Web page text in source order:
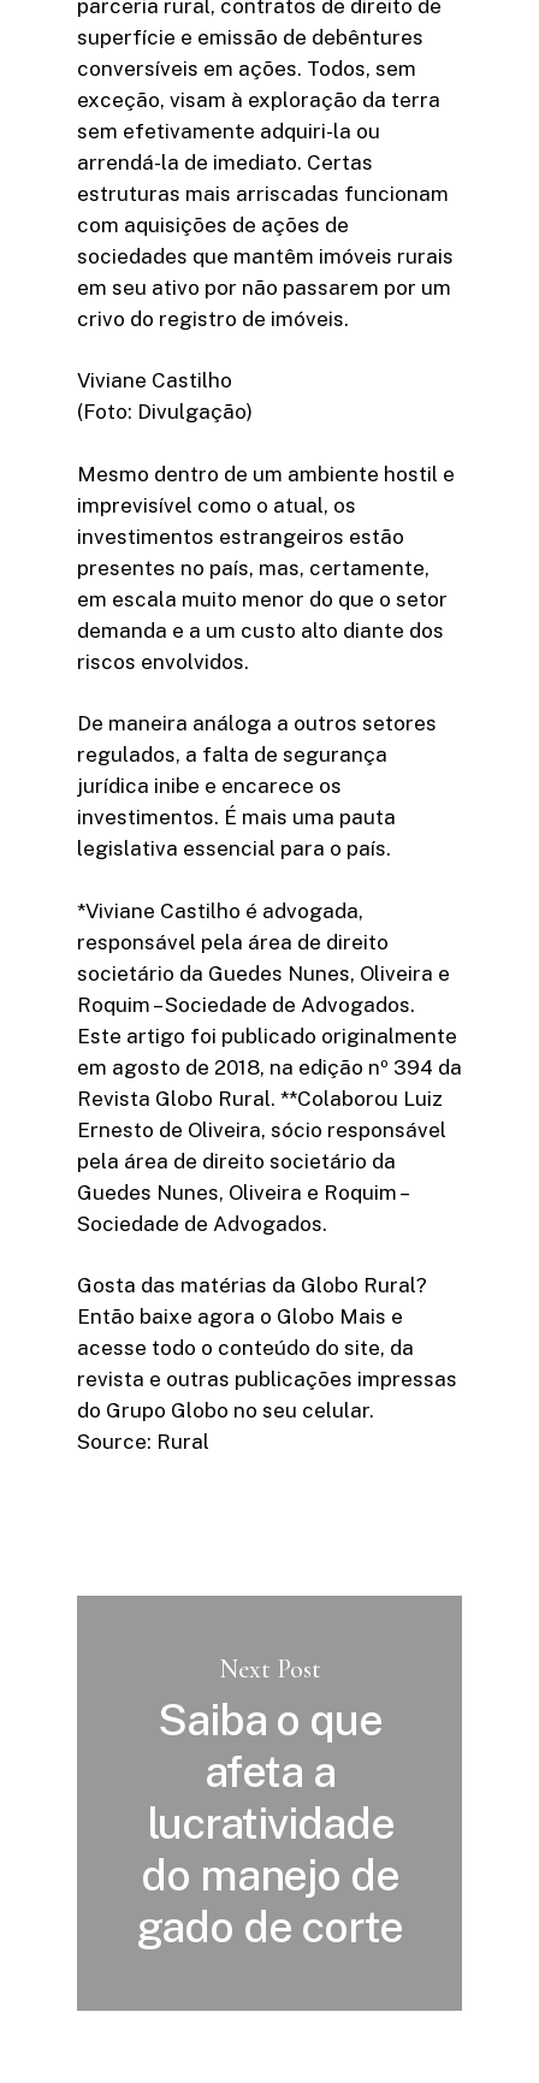
parceria rural, contratos de direito de
superfície e emissão de debêntures
conversíveis em ações. Todos, sem
exceção, visam à exploração da terra
sem efetivamente adquiri-la ou
arrendá-la de imediato. Certas
estruturas mais arriscadas funcionam
com aquisições de ações de
sociedades que mantêm imóveis rurais
em seu ativo por não passarem por um
crivo do registro de imóveis.
Viviane Castilho
(Foto: Divulgação)
Mesmo dentro de um ambiente hostil e
imprevisível como o atual, os
investimentos estrangeiros estão
presentes no país, mas, certamente,
em escala muito menor do que o setor
demanda e a um custo alto diante dos
riscos envolvidos.
De maneira análoga a outros setores
regulados, a falta de segurança
jurídica inibe e encarece os
investimentos. É mais uma pauta
legislativa essencial para o país.
*Viviane Castilho é advogada,
responsável pela área de direito
societário da Guedes Nunes, Oliveira e
Roquim – Sociedade de Advogados.
Este artigo foi publicado originalmente
em agosto de 2018, na edição nº 394 da
Revista Globo Rural. **Colaborou Luiz
Ernesto de Oliveira, sócio responsável
pela área de direito societário da
Guedes Nunes, Oliveira e Roquim –
Sociedade de Advogados.
Gosta das matérias da Globo Rural?
Então baixe agora o Globo Mais e
acesse todo o conteúdo do site, da
revista e outras publicações impressas
do Grupo Globo no seu celular.
Source: Rural
Next Post
Saiba o que
afeta a
lucratividade
do manejo de
gado de corte